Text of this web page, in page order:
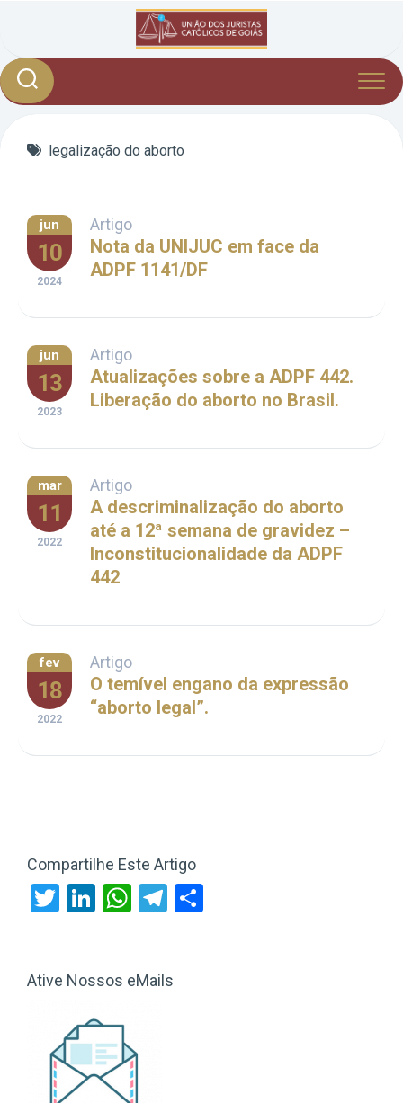
legalização do aborto
jun
10
2024
Artigo
Nota da UNIJUC em face da
ADPF 1141/DF
jun
13
2023
Artigo
Atualizações sobre a ADPF 442.
Liberação do aborto no Brasil.
mar
11
2022
Artigo
A descriminalização do aborto
até a 12ª semana de gravidez –
Inconstitucionalidade da ADPF
442
fev
18
2022
Artigo
O temível engano da expressão
“aborto legal”.
Compartilhe Este Artigo
Twitter
LinkedIn
WhatsApp
Telegram
Ative Nossos eMails